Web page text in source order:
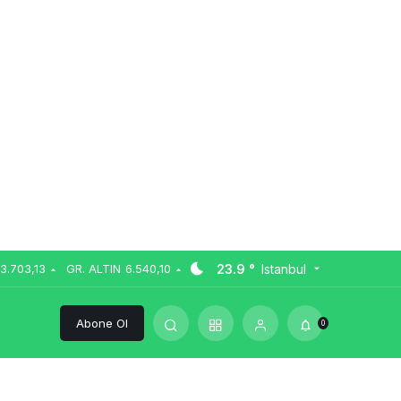
GR. ALTIN 6.540,10 23.9 ° Istanbul
Abone Ol 0